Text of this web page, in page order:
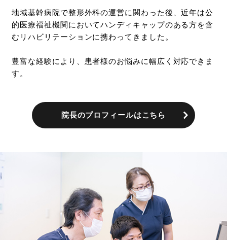
地域基幹病院で整形外科の運営に関わった後、近年は公
的医療福祉機関においてハンディキャップのある方を含
むリハビリテーションに携わってきました。
豊富な経験により、患者様のお悩みに幅広く対応できま
す。
院長のプロフィールはこちら